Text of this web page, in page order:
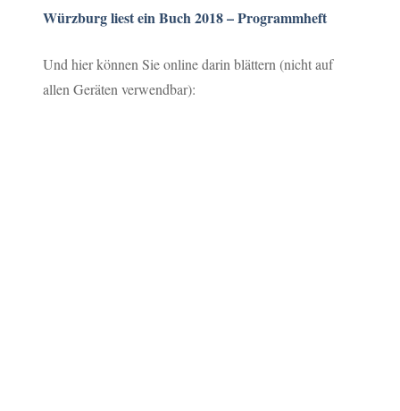
Würzburg liest ein Buch 2018 – Programmheft
Und hier können Sie online darin blättern (nicht auf
allen Geräten verwendbar):